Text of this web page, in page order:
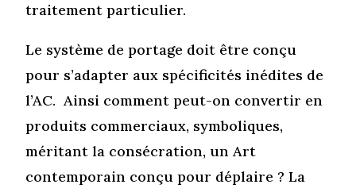
traitement particulier.
Le système de portage doit être conçu
pour s’adapter aux spécificités inédites de
l’AC. Ainsi comment peut-on convertir en
produits commerciaux, symboliques,
méritant la consécration, un Art
contemporain conçu pour déplaire ? La